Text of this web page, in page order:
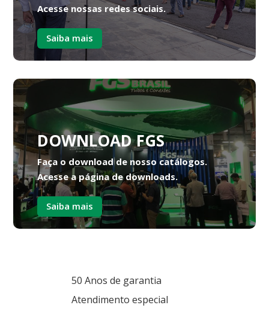
Acesse nossas redes sociais.
Saiba mais
DOWNLOAD FGS
Faça o download de nosso catálogos.
Acesse a página de downloads.
Saiba mais
50 Anos de garantia
Atendimento especial